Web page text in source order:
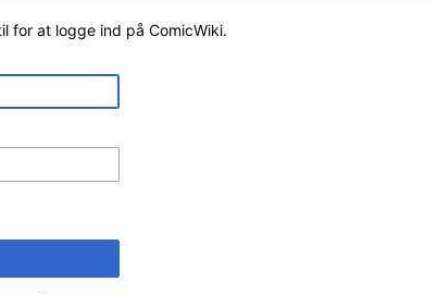
for at logge ind på ComicWiki.